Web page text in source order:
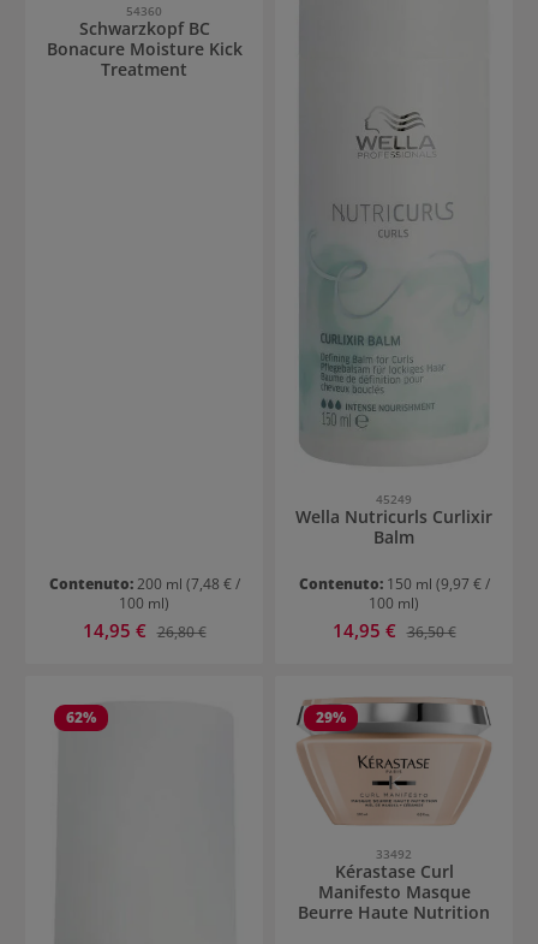
54360
Schwarzkopf BC
Bonacure Moisture Kick
Treatment
Contenuto:200 ml (7,48 € /
100 ml)
Prezzo di vendita:
14,95 € Prezzo normale:
26,80 €
45249
Wella Nutricurls Curlixir
Balm
Contenuto: 150 ml (9,97 € /
100 ml)
Prezzo di vendita:
14,95 € Prezzo normale:
36,50 €
62% 29%
33492
Kérastase Curl
Manifesto Masque
Beurre Haute Nutrition